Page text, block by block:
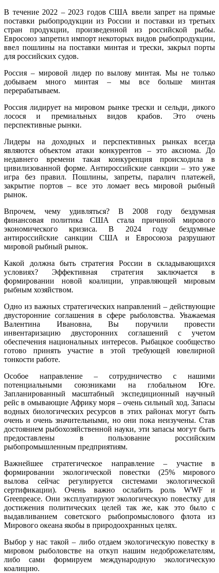
В течение 2022 – 2023 годов США ввели запрет на прямые
поставки рыбопродукции из России и поставки из третьих
стран продукции, произведенной из российской рыбы.
Евросоюз запретил импорт некоторых видов рыбопродукции,
ввел пошлины на поставки минтая и трески, закрыл порты
для российских судов.
Россия – мировой лидер по вылову минтая. Мы не только
добываем много минтая – мы все больше минтая
перерабатываем.
Россия лидирует на мировом рынке трески и сельди, дикого
лосося и премиальных видов крабов. Это очень
перспективные рынки.
Лидеры на доходных и перспективных рынках всегда
являются объектом атаки конкурентов – это аксиома. До
недавнего времени такая конкуренция происходила в
цивилизованной форме. Антироссийские санкции – это уже
игра без правил. Пошлины, запреты, паралич платежей,
закрытие портов – все это ломает весь мировой рыбный
рынок.
Впрочем, чему удивляться? В 2008 году бездумная
финансовая политика США стала причиной мирового
экономического кризиса. В 2024 году бездумные
антироссийские санкции США и Евросоюза разрушают
мировой рыбный рынок.
Какой должна быть стратегия России в складывающихся
условиях? Эффективная стратегия заключается в
формировании новой коалиции, управляющей мировым
рыбным хозяйством.
Одно из важных стратегических направлений – действующие
двусторонние соглашения в сфере рыболовства. Уважаемая
Валентина Ивановна, Вы поручили провести
инвентаризацию двусторонних соглашений с учетом
обеспечения национальных интересов. Рыбацкое сообщество
готово принять участие в этой требующей ювелирной
тонкости работе.
Особое направление – сотрудничество с нашими
потенциальными союзниками на глобальном Юге.
Запланированный масштабный экспедиционный научный
рейс в омывающие Африку моря – очень сильный ход. Запасы
водных биологических ресурсов в этих районах могут быть
очень и очень значительными, но они пока неизучены. Став
достоянием рыбохозяйственной науки, эти запасы могут быть
предоставлены в пользование российским
рыбопромышленным предприятиям.
Важнейшее стратегическое направление – участие в
формировании экологической повестки (25% мирового
вылова сейчас регулируется системами экологической
сертификации). Очень важно ослабить роль WWF и
Greenpeace. Они эксплуатируют экологическую повестку для
достижения политических целей так же, как это было с
выдавливанием советского рыбопромыслового флота из
Мирового океана якобы в природоохранных целях.
Выбор у нас такой – либо отдаем экологическую повестку в
мировом рыболовстве на откуп нашим недоброжелателям,
либо сами формируем международную экологическую
коалицию.